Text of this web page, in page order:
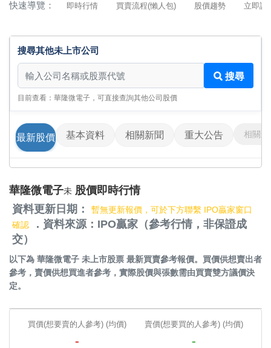
快速導覽： 即時行情 買賣流程(懶人包) 股價趨勢 立即詢
搜尋其他未上市公司
搜尋其他未上市公司
搜尋
目前查看：華隆微電子，可直接查詢其他公司股價
最新股價 基本資料 相關新聞 重大公告 相關影
華隆微電子未 股價即時行情
資料更新日期：
暫無更新報價，可於下方聯繫 IPO贏家窗口
確認
．資料來源：IPO贏家（參考行情，非保證成
交）
以下為 華隆微電子 未上市股票 最新買賣參考報價。買價供想賣出者
參考，賣價供想買進者參考，實際股價與張數需由買賣雙方議價決
定。
買價(想要賣的人參考) (均價)
-
賣價(想要買的人參考) (均價)
-